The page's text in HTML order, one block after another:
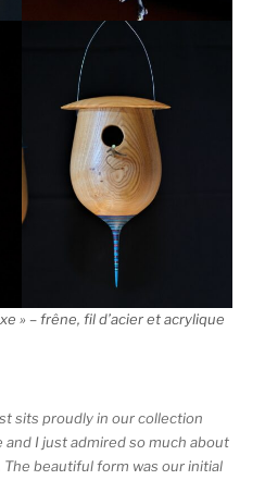
» – frêne, fil d’acier et acrylique
sits proudly in our collection
and I just admired so much about
beautiful form was our initial